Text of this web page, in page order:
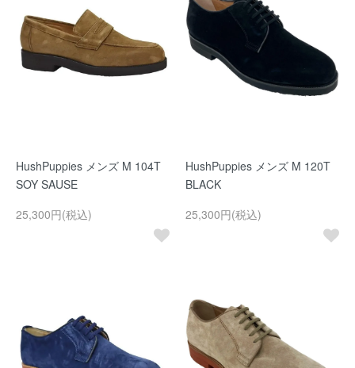
HushPuppies メンズ M 104T
SOY SAUSE
25,300円(税込)
HushPuppies メンズ M 120T
BLACK
25,300円(税込)